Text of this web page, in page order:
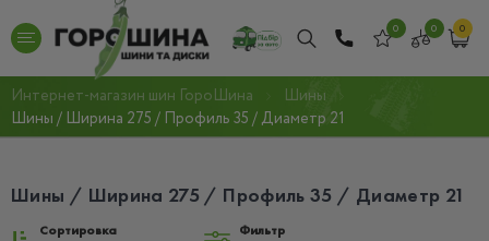
0 0 0
Интернет-магазин шин ГороШина
Шины
Шины / Ширина 275 / Профиль 35 / Диаметр 21
Шины / Ширина 275 / Профиль 35 / Диаметр 21
Сортировка
Фильтр